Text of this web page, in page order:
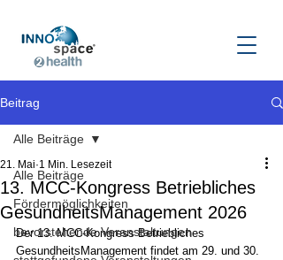
Beitrag
Alle Beiträge
Fördermöglichkeiten
bevorstehende Veranstaltungen
Alle Beiträge
13. MCC-Kongress Betriebliches
GesundheitsManagement 2026
21. Mai 1 Min. Lesezeit
Der 13. MCC-Kongress Betriebliches
GesundheitsManagement findet am 29. und 30.